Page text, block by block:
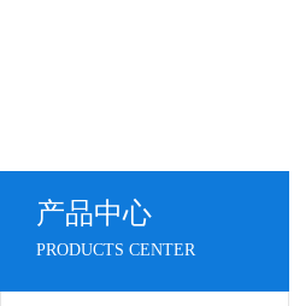
产品中心
PRODUCTS CENTER